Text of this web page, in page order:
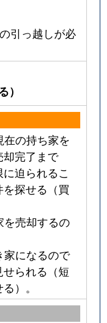
引っ越しが必
）
在の持ち家を
完了まで
迫られるこ
探せる（買
を売却するの
家になるので
られる（短
）。